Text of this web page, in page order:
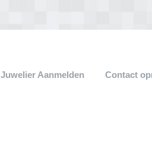
Juwelier Aanmelden Contact